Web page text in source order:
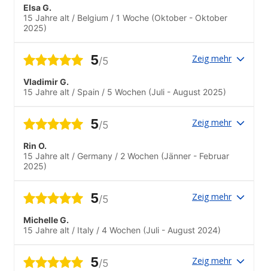
Elsa G.
15 Jahre alt / Belgium / 1 Woche (Oktober - Oktober
2025)
5/5 Zeig mehr
Vladimir G.
15 Jahre alt / Spain / 5 Wochen (Juli - August 2025)
5/5 Zeig mehr
Rin O.
15 Jahre alt / Germany / 2 Wochen (Jänner - Februar
2025)
5/5 Zeig mehr
Michelle G.
15 Jahre alt / Italy / 4 Wochen (Juli - August 2024)
5/5 Zeig mehr